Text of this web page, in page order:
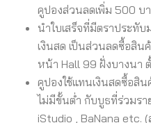
คูปองส่วนลดเพิ่ม 500 บ
นำใบเสร็จที่มีตราประทั
เงินสด เป็นส่วนลดซื้อสิน
หน้า Hall 99 ฝั่งบางนา
คูปองใช้แทนเงินสดซื้อสิ
ไม่มีขั้นต่ำ กับบูธที่ร่วมรา
iStudio , BaNana etc.